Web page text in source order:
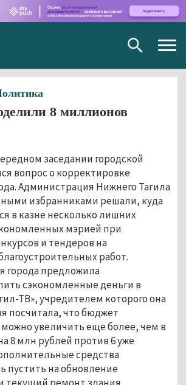
8 миллионов
заседании городской
вопрос о корректировке
Администрация Нижнего Тагила
избранниками решали, куда
в казне несколько лишних
мэрией при
и тендеров на
работ.
города предложила
сэкономленные деньги в
ТВ», учредителем которого она
посчитала, что бюджет
увеличить еще более, чем в
8 млн рублей против 6 уже
средства
пустить на обновление